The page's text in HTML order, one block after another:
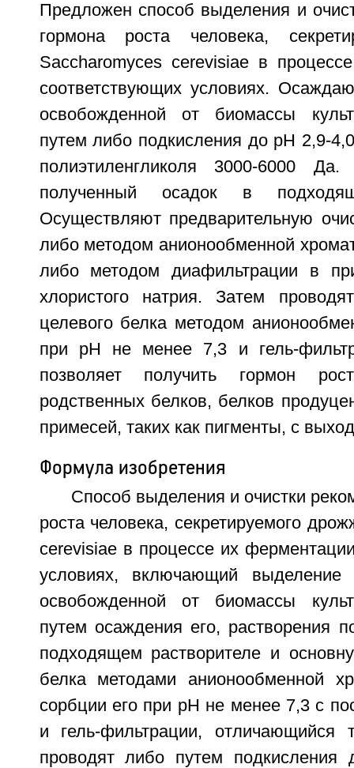
Предложен способ выделения и
гормона роста человека,
Saccharomyces cerevisiae в
соответствующих условиях.
освобожденной от биомассы
путем либо подкисления до pH 2,9-
полиэтиленгликоля 3000-6000
полученный осадок в
Осуществляют предварительную
либо методом анионообменной
либо методом диафильтрации в
хлористого натрия. Затем
целевого белка методом
при pH не менее 7,3 и гель-
позволяет получить гормон
родственных белков, белков
примесей, таких как пигменты, с
Формула изобретения
Способ выделения и очистки
роста человека, секретируемого
cerevisiae в процессе их
условиях, включающий выделение
освобожденной от биомассы
путем осаждения его, растворения
подходящем растворителе и
белка методами анионообменной
сорбции его при pH не менее 7,3 с
и гель-фильтрации, отличающийся
проводят либо путем